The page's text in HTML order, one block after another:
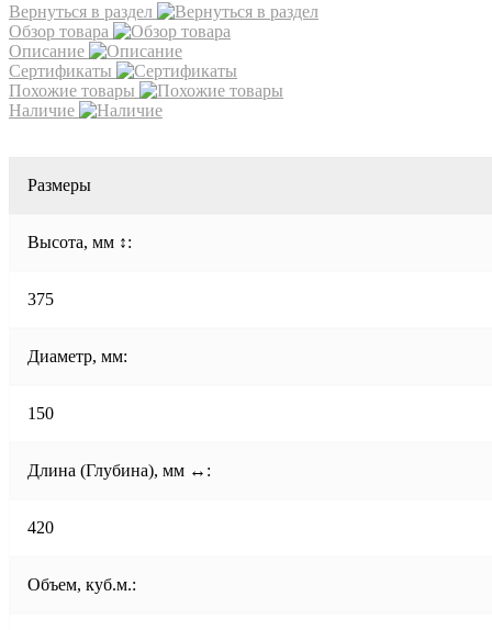
Вернуться в раздел
Обзор товара
Описание
Сертификаты
Похожие товары
Наличие
Размеры
Высота, мм ↕:
375
Диаметр, мм:
150
Длина (Глубина), мм ↔:
420
Объем, куб.м.: